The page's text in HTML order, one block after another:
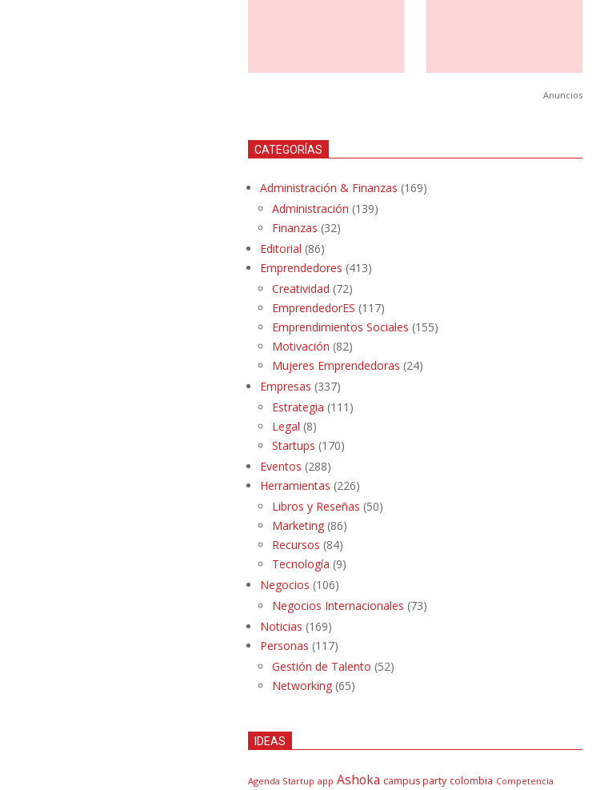
Anuncios
CATEGORÍAS
Administración & Finanzas (169)
Administración (139)
Finanzas (32)
Editorial (86)
Emprendedores (413)
Creatividad (72)
EmprendedorES (117)
Emprendimientos Sociales (155)
Motivación (82)
Mujeres Emprendedoras (24)
Empresas (337)
Estrategia (111)
Legal (8)
Startups (170)
Eventos (288)
Herramientas (226)
Libros y Reseñas (50)
Marketing (86)
Recursos (84)
Tecnología (9)
Negocios (106)
Negocios Internacionales (73)
Noticias (169)
Personas (117)
Gestión de Talento (52)
Networking (65)
IDEAS
Agenda Startup app Ashoka campus party colombia Competencia